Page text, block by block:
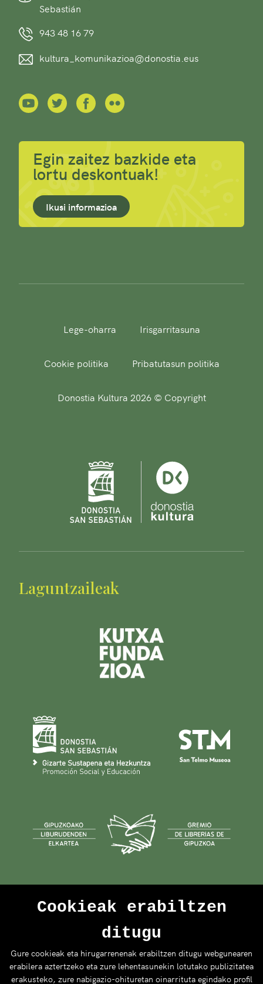
Sebastián
943 48 16 79
kultura_komunikazioa@donostia.eus
Egin zaitez bazkide eta
lortu deskontuak!
Ikusi informazioa
Lege-oharra Irisgarritasuna
Cookie politika Pribatutasun politika
Donostia Kultura 2026 © Copyright
Laguntzaileak
Cookieak erabiltzen
ditugu
Gure cookieak eta hirugarrenenak erabiltzen ditugu webgunearen
erabilera aztertzeko eta zure lehentasunekin lotutako publizitatea
erakusteko, zure nabigazio-ohituretan oinarrituta egindako profil